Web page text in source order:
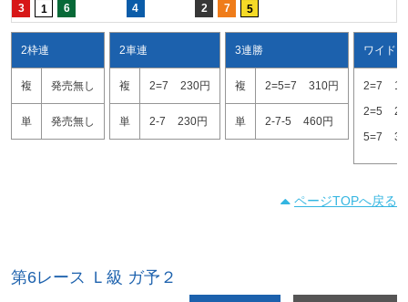
3 1 6 4 2 7 5
2枠連
複 発売無し
単 発売無し
2車連
複 2=7 230円
単 2-7 230円
3連勝
複 2=5=7 310円
単 2-7-5 460円
ワイド
2=7
2=5
5=7
ページTOPへ戻る
第6レース Ｌ級 ガ予２